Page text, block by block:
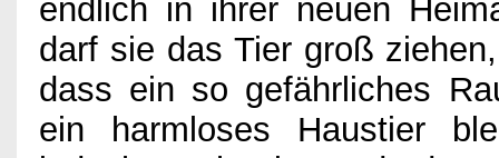
Verlosung
endlich in ihrer neuen
darf sie das Tier groß
dass ein so gefährliches
ein harmloses Haustier